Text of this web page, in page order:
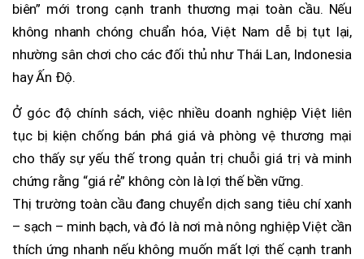
biên” mới trong cạnh tranh thương mại toàn cầu. Nếu
không nhanh chóng chuẩn hóa, Việt Nam dễ bị tụt lại,
nhường sân chơi cho các đối thủ như Thái Lan, Indonesia
hay Ấn Độ.
Ở góc độ chính sách, việc nhiều doanh nghiệp Việt liên
tục bị kiện chống bán phá giá và phòng vệ thương mại
cho thấy sự yếu thế trong quản trị chuỗi giá trị và minh
chứng rằng “giá rẻ” không còn là lợi thế bền vững.
Thị trường toàn cầu đang chuyển dịch sang tiêu chí xanh
– sạch – minh bạch, và đó là nơi mà nông nghiệp Việt cần
thích ứng nhanh nếu không muốn mất lợi thế cạnh tranh